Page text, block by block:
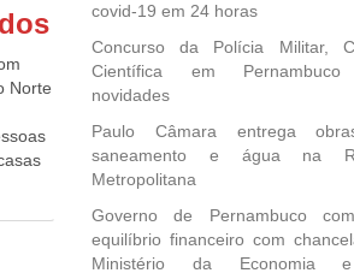
e
de
é
e
e
Norte
covid-19 em 24 horas
Concurso da Polícia Militar,
Científica em
novidades
Paulo Câmara entrega
saneamento e água na
Metropolitana
Governo de Pernambuco
equilíbrio financeiro com
Ministério da Economia